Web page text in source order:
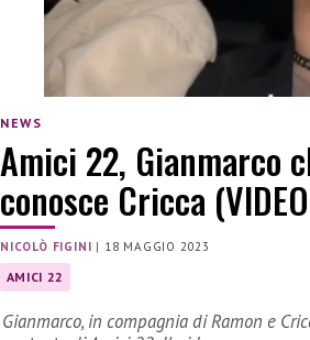
NEWS
Amici 22, Gianmarco
conosce Cricca
NICOLÒ FIGINI | 18 MAGGIO 2023
AMICI 22
Gianmarco, in compagnia di Ramon e